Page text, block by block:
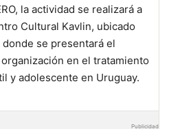
la actividad se realizará a
Cultural Kavlin, ubicado
se presentará el
en el tratamiento
y adolescente en Uruguay.
Publicidad